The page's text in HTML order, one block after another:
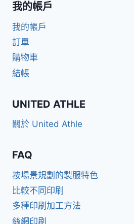
我的帳戶
我的帳戶
訂單
購物車
結帳
UNITED ATHLE
關於 United Athle
FAQ
按場景規劃的製服特色
比較不同印刷
多種印刷加工方法
絲網印刷